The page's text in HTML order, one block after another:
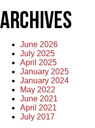
Archives
June 2026
July 2025
April 2025
January 2025
January 2024
May 2022
June 2021
April 2021
July 2017